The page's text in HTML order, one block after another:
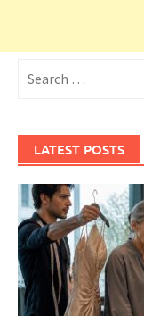
for:
LATEST POSTS